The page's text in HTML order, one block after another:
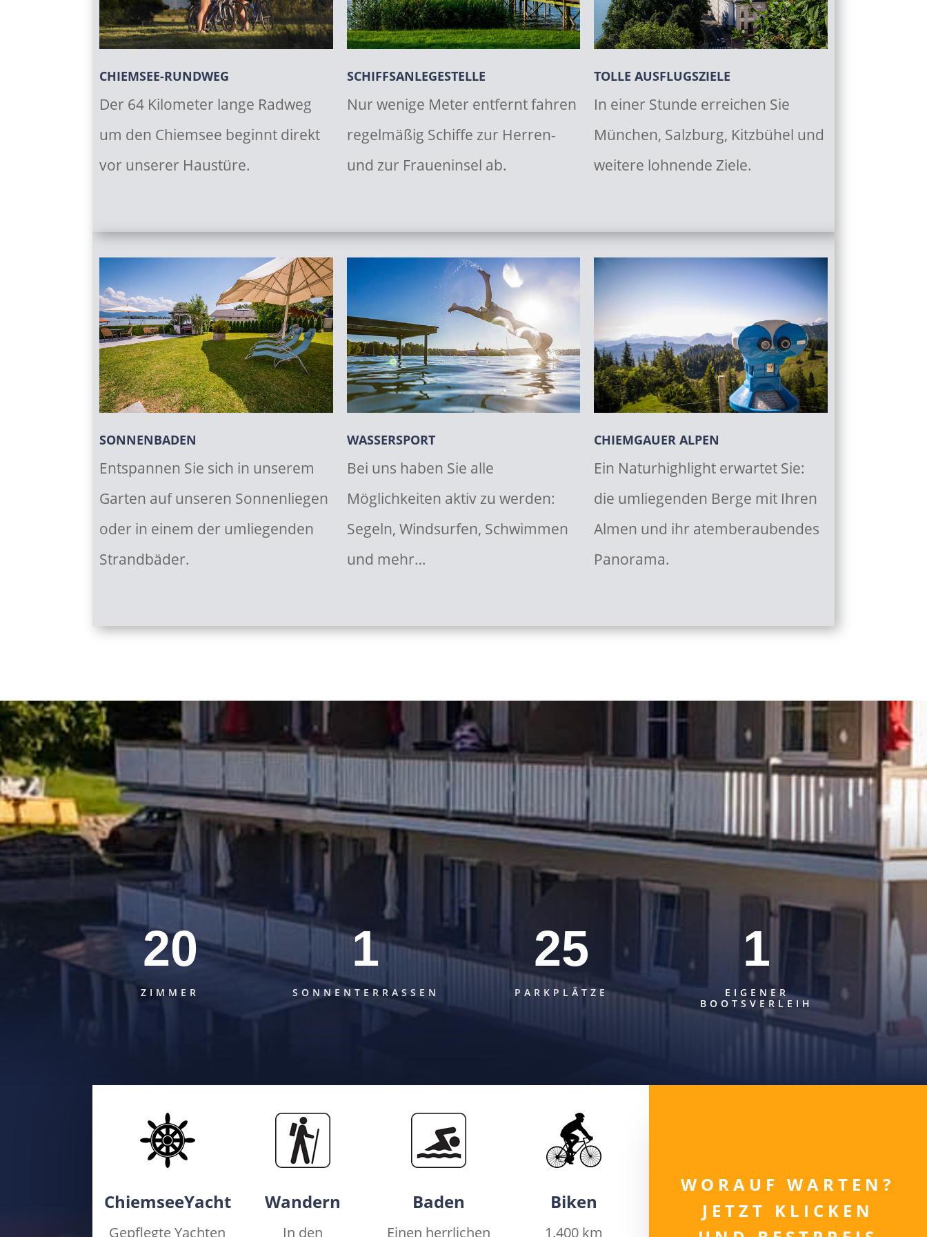
CHIEMSEE-RUNDWEG
Der 64 Kilometer lange Radweg
um den Chiemsee beginnt direkt
vor unserer Haustüre.
SCHIFFSANLEGESTELLE
Nur wenige Meter entfernt fahren
regelmäßig Schiffe zur Herren-
und zur Fraueninsel ab.
TOLLE AUSFLUGSZIELE
In einer Stunde erreichen Sie
München, Salzburg, Kitzbühel und
weitere lohnende Ziele.
SONNENBADEN
Entspannen Sie sich in unserem
Garten auf unseren Sonnenliegen
oder in einem der umliegenden
Strandbäder.
WASSERSPORT
Bei uns haben Sie alle
Möglichkeiten aktiv zu werden:
Segeln, Windsurfen, Schwimmen
und mehr…
CHIEMGAUER ALPEN
Ein Naturhighlight erwartet Sie:
die umliegenden Berge mit Ihren
Almen und ihr atemberaubendes
Panorama.
20
ZIMMER
1
SONNENTERRASSEN
25
PARKPLÄTZE
1
EIGENER
BOOTSVERLEIH
ChiemseeYacht
Gepflegte Yachten
Wandern
In den
Baden
Einen herrlichen
Biken
1.400 km
WORAUF WARTEN?
JETZT KLICKEN